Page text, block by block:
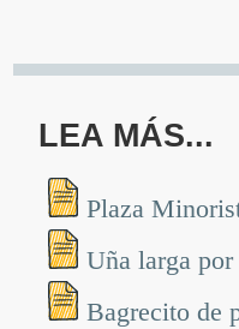
LEA MÁS...
Plaza
Uña larga
Bagrecito de